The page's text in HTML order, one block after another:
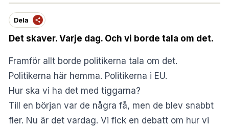
Dela
Det skaver. Varje dag. Och vi borde tala om det.
Framför allt borde politikerna tala om det.
Politikerna här hemma. Politikerna i EU.
Hur ska vi ha det med tiggarna?
Till en början var de några få, men de blev snabbt
fler. Nu är det vardag. Vi fick en debatt om hur vi